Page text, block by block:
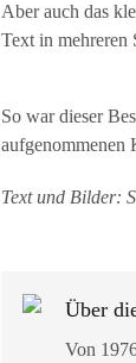
Aber auch das
Text in mehreren
So war dieser
aufgenommenen
Text und Bilder:
Über
Von